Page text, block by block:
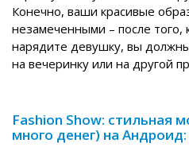
Конечно, ваши красивые
незамеченными – после того,
нарядите девушку, вы
на вечеринку или на другой
Fashion Show: стильная
много денег) на Андроид: